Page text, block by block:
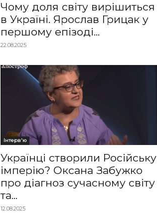
Чому доля світу вирішиться
в Україні. Ярослав Грицак у
першому епізоді...
22.08.2025
Інтерв'ю
Українці створили Російську
імперію? Оксана Забужко
про діагноз сучасному світу
та...
12.08.2025